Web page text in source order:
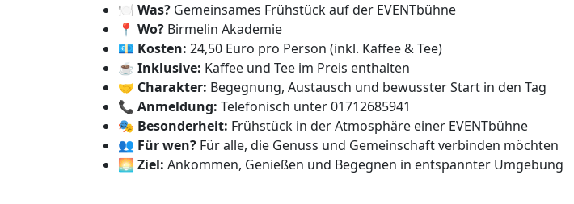
🍽️ Was? Gemeinsames Frühstück auf der EVENTbühne
📍 Wo? Birmelin Akademie
💶 Kosten: 24,50 Euro pro Person (inkl. Kaffee & Tee)
☕ Inklusive: Kaffee und Tee im Preis enthalten
🤝 Charakter: Begegnung, Austausch und bewusster Start in den Tag
📞 Anmeldung: Telefonisch unter 01712685941
🎭 Besonderheit: Frühstück in der Atmosphäre einer EVENTbühne
👥 Für wen? Für alle, die Genuss und Gemeinschaft verbinden möchten
🌅 Ziel: Ankommen, Genießen und Begegnen in entspannter Umgebung